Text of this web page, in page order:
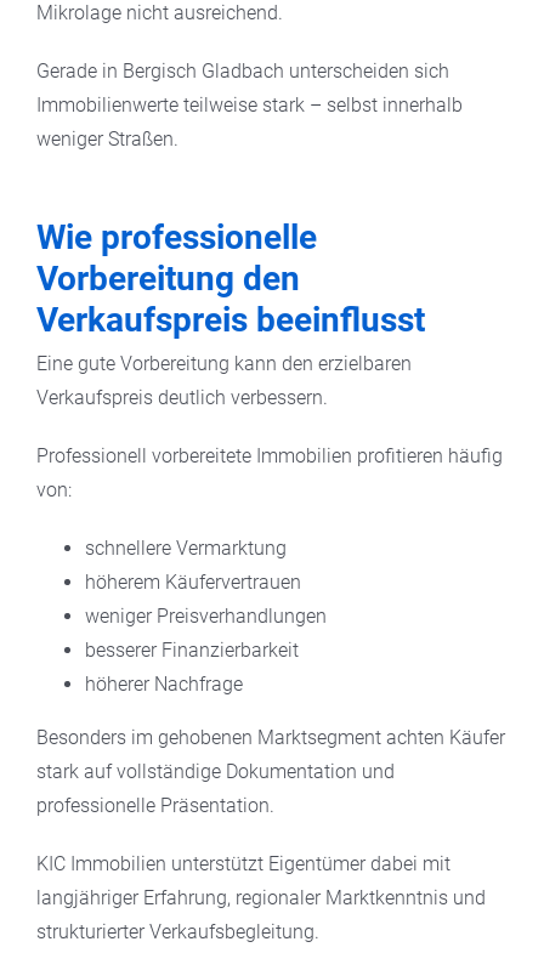
Mikrolage nicht ausreichend.
Gerade in Bergisch Gladbach unterscheiden sich
Immobilienwerte teilweise stark – selbst innerhalb
weniger Straßen.
Wie professionelle
Vorbereitung den
Verkaufspreis beeinflusst
Eine gute Vorbereitung kann den erzielbaren
Verkaufspreis deutlich verbessern.
Professionell vorbereitete Immobilien profitieren häufig
von:
schnellere Vermarktung
höherem Käufervertrauen
weniger Preisverhandlungen
besserer Finanzierbarkeit
höherer Nachfrage
Besonders im gehobenen Marktsegment achten Käufer
stark auf vollständige Dokumentation und
professionelle Präsentation.
KIC Immobilien unterstützt Eigentümer dabei mit
langjähriger Erfahrung, regionaler Marktkenntnis und
strukturierter Verkaufsbegleitung.